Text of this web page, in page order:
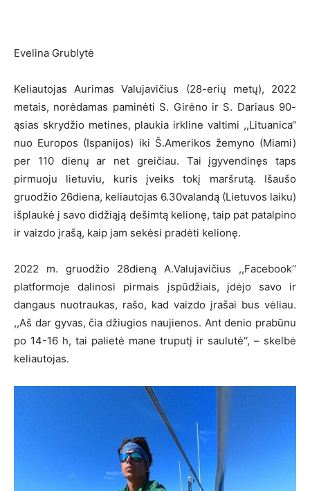
Evelina Grublytė
Keliautojas Aurimas Valujavičius (28-erių metų), 2022
metais, norėdamas paminėti S. Girėno ir S. Dariaus 90-
ąsias skrydžio metines, plaukia irkline valtimi ,,Lituanica‘‘
nuo Europos (Ispanijos) iki Š.Amerikos žemyno (Miami)
per 110 dienų ar net greičiau. Tai įgyvendinęs taps
pirmuoju lietuviu, kuris įveiks tokį maršrutą. Išaušo
gruodžio 26diena, keliautojas 6.30valandą (Lietuvos laiku)
išplaukė į savo didžiąją dešimtą kelionę, taip pat patalpino
ir vaizdo įrašą, kaip jam sekėsi pradėti kelionę.
2022 m. gruodžio 28dieną A.Valujavičius ,,Facebook‘‘
platformoje dalinosi pirmais įspūdžiais, įdėjo savo ir
dangaus nuotraukas, rašo, kad vaizdo įrašai bus vėliau.
,,Aš dar gyvas, čia džiugios naujienos. Ant denio prabūnu
po 14-16 h, tai palietė mane truputį ir saulutė‘‘, – skelbė
keliautojas.